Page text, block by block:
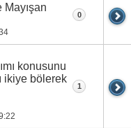
0
konusunu
ikiye bölerek
1